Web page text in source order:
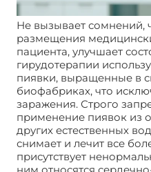
Не вызывает сомнений,
размещения
пациента, улучшает
гирудотерапии
пиявки, выращенные в
биофабриках, что
заражения. Строго
применение пиявок из
других естественных
снимает и лечит все
присутствует